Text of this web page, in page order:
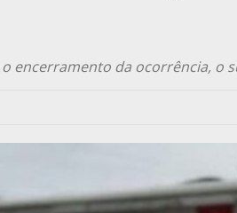
encerramento da ocorrência, o